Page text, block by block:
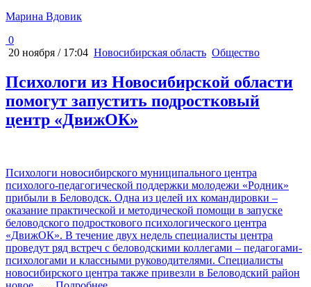
Марина Вдовик
0
20 ноября / 17:04 Новосибирская область Общество
Психологи из Новосибирской области
помогут запустить подростковый
центр «ДвижОК»
Психологи новосибирского муниципального центра
психолого-педагогической поддержки молодежи «Родник»
прибыли в Беловодск. Одна из целей их командировки –
оказание практической и методической помощи в запуске
беловодского подросткового психологического центра
«ДвижОК». В течение двух недель специалисты центра
проведут ряд встреч с беловодскими коллегами – педагогами-
психологами и классными руководителями. Специалисты
новосибирского центра также привезли в Беловодский район